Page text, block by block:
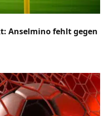
Anselmino fehlt gegen